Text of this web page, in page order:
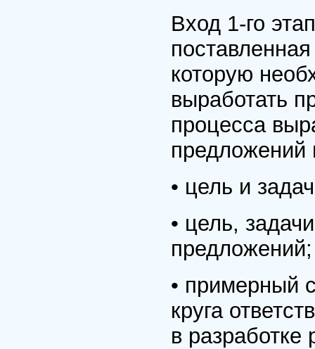
Вход 1-го
которую
выработать
процесса
предложений
• цель и
• цель,
предложений;
• примерный
круга
в